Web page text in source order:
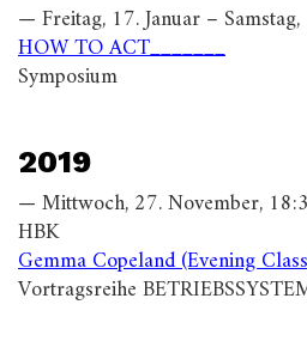
— Freitag, 17. Januar –
HOW TO ACT_______
Symposium
2019
— Mittwoch, 27. November,
HBK
Gemma Copeland (Evening
Vortragsreihe